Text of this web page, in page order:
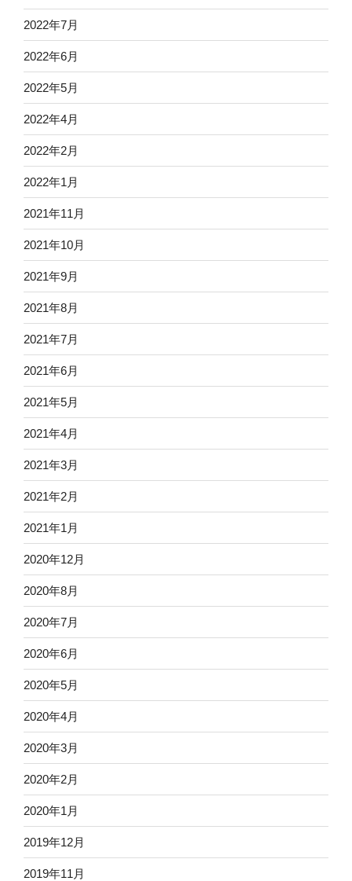
2022年7月
2022年6月
2022年5月
2022年4月
2022年2月
2022年1月
2021年11月
2021年10月
2021年9月
2021年8月
2021年7月
2021年6月
2021年5月
2021年4月
2021年3月
2021年2月
2021年1月
2020年12月
2020年8月
2020年7月
2020年6月
2020年5月
2020年4月
2020年3月
2020年2月
2020年1月
2019年12月
2019年11月